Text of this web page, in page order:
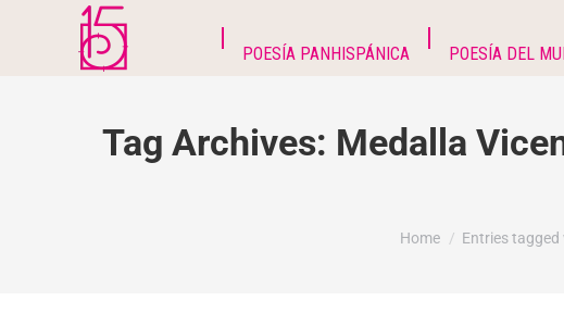
POESÍA PANHISPÁNICA POESÍA DEL
Tag Archives: Medalla
You are here:
Home Entries